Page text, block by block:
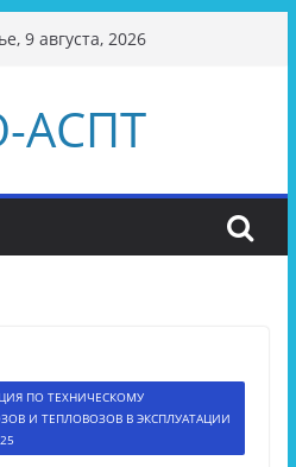
9 августа, 2026
АСПТ
ПО ТЕХНИЧЕСКОМУ
И ТЕПЛОВОЗОВ В ЭКСПЛУАТАЦИИ